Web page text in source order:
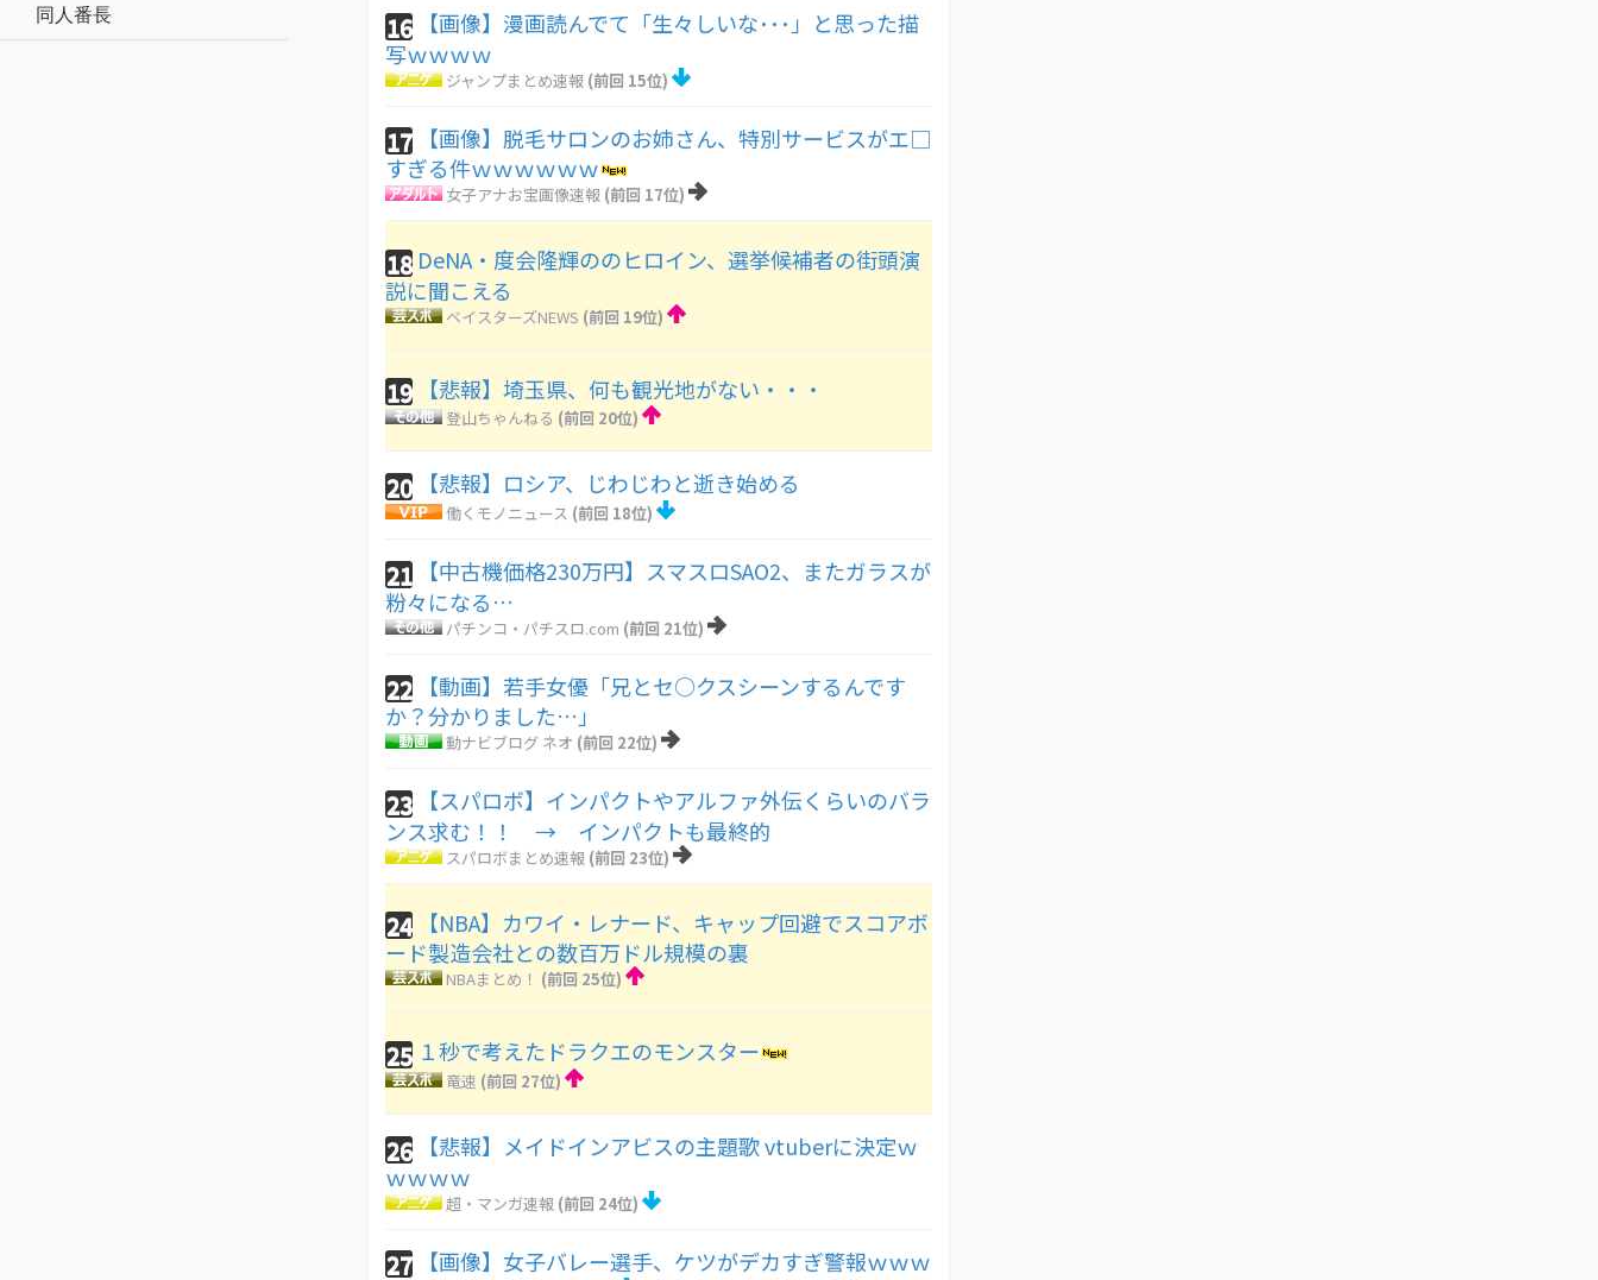
16
【画像】漫画読んでて「生々しいな･･･」と思った描
写ｗｗｗｗ
ジャンプまとめ速報 (前回 15位)
17
【画像】脱毛サロンのお姉さん、特別サービスがエ□
すぎる件ｗｗｗｗｗｗ
女子アナお宝画像速報 (前回 17位)
18 DeNA・度会隆輝ののヒロイン、選挙候補者の街頭演
説に聞こえる
ベイスターズNEWS (前回 19位)
19 【悲報】埼玉県、何も観光地がない・・・
登山ちゃんねる (前回 20位)
20 【悲報】ロシア、じわじわと逝き始める
働くモノニュース (前回 18位)
21
【中古機価格230万円】スマスロSAO2、またガラスが
粉々になる…
パチンコ・パチスロ.com (前回 21位)
22
【動画】若手女優「兄とセ○クスシーンするんです
か？分かりました…」
動ナビブログ ネオ (前回 22位)
23
【スパロボ】インパクトやアルファ外伝くらいのバラ
ンス求む！！ → インパクトも最終的
スパロボまとめ速報 (前回 23位)
24
【NBA】カワイ・レナード、キャップ回避でスコアボ
ード製造会社との数百万ドル規模の裏
NBAまとめ！ (前回 25位)
25 １秒で考えたドラクエのモンスター
竜速 (前回 27位)
26
【悲報】メイドインアビスの主題歌 vtuberに決定ｗ
ｗｗｗｗ
超・マンガ速報 (前回 24位)
27 【画像】女子バレー選手、ケツがデカすぎ警報ｗｗｗ
同人番長